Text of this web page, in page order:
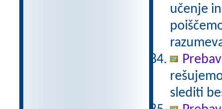
učenje
slediti